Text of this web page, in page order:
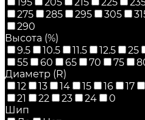
275
285 295 305
290
Высота (%)
9.5
10.5 11.5 12.5 25
55
60 65 70 75
Диаметр (R)
12
13 14 15 16 17
21
22 23 24
0
Шип